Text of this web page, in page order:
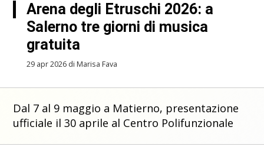
Arena degli Etruschi 2026: a
Salerno tre giorni di musica
gratuita
29 apr 2026 di Marisa Fava
Dal 7 al 9 maggio a Matierno, presentazione
ufficiale il 30 aprile al Centro Polifunzionale